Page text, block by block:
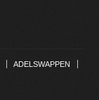
ADELSWAPPEN